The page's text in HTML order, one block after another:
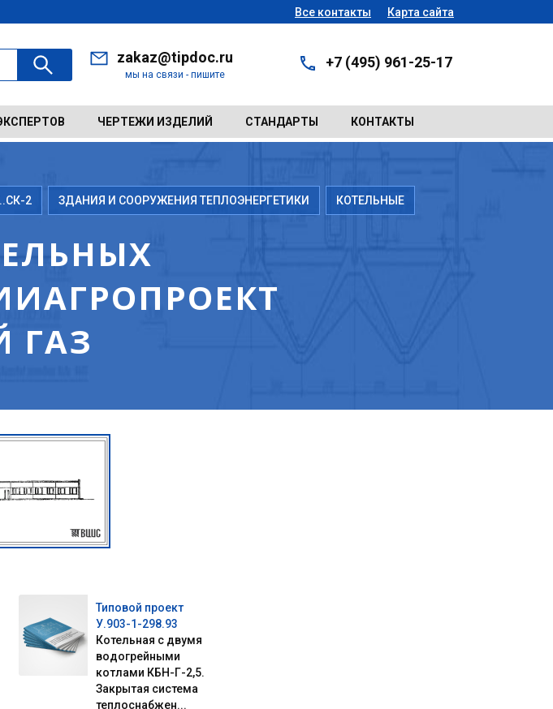
Все контакты Карта сайта
zakaz@tipdoc.ru
мы на связи - пишите
+7 (495) 961-25-17
ЧЕРТЕЖИ ИЗДЕЛИЙ СТАНДАРТЫ КОНТАКТЫ
2 ЗДАНИЯ И СООРУЖЕНИЯ ТЕПЛОЭНЕРГЕТИКИ КОТЕЛЬНЫЕ
ГАЗ
Типовой проект
У.903-1-298.93
Котельная с двумя
водогрейными
котлами КБН-Г-2,5.
Закрытая система
теплоснабжен...